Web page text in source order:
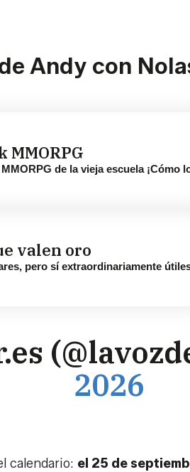
Andy con
MMORPG
de la vieja escuela ¡Cómo
valen oro
pero sí extraordinariamente
2026
calendario: el 25 de